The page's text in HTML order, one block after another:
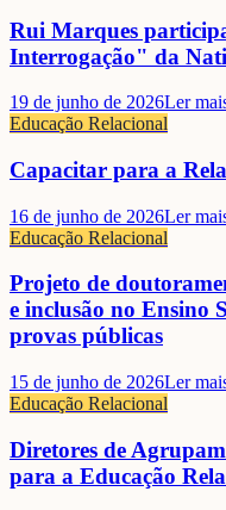
Rui Marques
Interrogação" da
19 de junho de 2026Ler
Educação Relacional
Capacitar para a
16 de junho de 2026Ler
Educação Relacional
Projeto de
e inclusão no Ensino
provas públicas
15 de junho de 2026Ler
Educação Relacional
Diretores de
para a Educação